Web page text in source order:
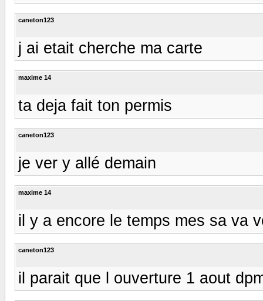
caneton123
j ai etait cherche ma carte
maxime 14
ta deja fait ton permis
caneton123
je ver y allé demain
maxime 14
il y a encore le temps mes sa va
caneton123
il parait que l ouverture 1 aout